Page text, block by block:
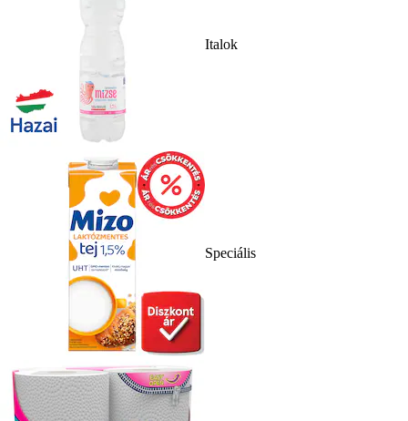
Italok
Speciális